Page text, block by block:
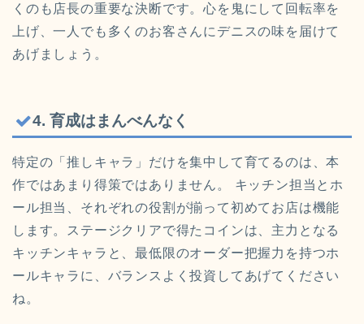
くのも店長の重要な決断です。心を鬼にして回転率を
上げ、一人でも多くのお客さんにデニスの味を届けて
あげましょう。
4. 育成はまんべんなく
特定の「推しキャラ」だけを集中して育てるのは、本
作ではあまり得策ではありません。 キッチン担当とホ
ール担当、それぞれの役割が揃って初めてお店は機能
します。ステージクリアで得たコインは、主力となる
キッチンキャラと、最低限のオーダー把握力を持つホ
ールキャラに、バランスよく投資してあげてください
ね。